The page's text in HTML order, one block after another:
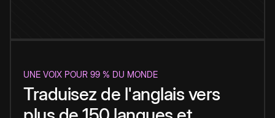
UNE VOIX POUR 99 % DU MONDE
Traduisez de l'anglais vers